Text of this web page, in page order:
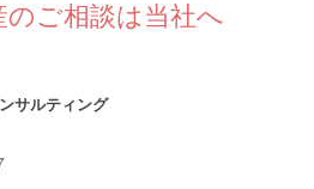
ご相談は当社へ
サルティング